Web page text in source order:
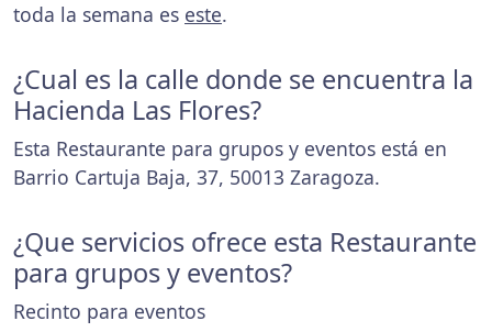
toda la semana es este.
¿Cual es la calle donde se encuentra la
Hacienda Las Flores?
Esta Restaurante para grupos y eventos está en
Barrio Cartuja Baja, 37, 50013 Zaragoza.
¿Que servicios ofrece esta Restaurante
para grupos y eventos?
Recinto para eventos